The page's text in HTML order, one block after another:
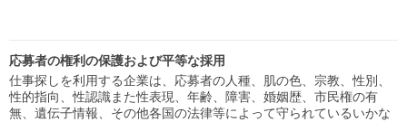
応募者の権利の保護および平等な採用
仕事探しを利用する企業は、応募者の人種、肌の色、宗教、性別、
性的指向、性認識また性表現、年齢、障害、婚姻歴、市民権の有
無、遺伝子情報、その他各国の法律等によって守られているいかな